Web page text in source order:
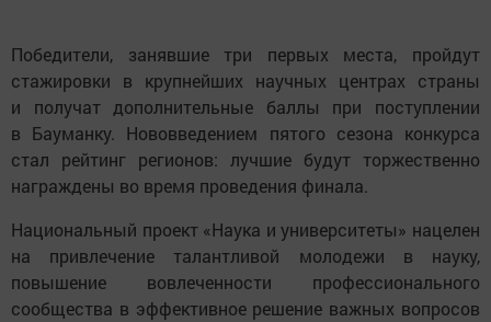
Победители, занявшие три первых места, пройдут
стажировки в крупнейших научных центрах страны
и получат дополнительные баллы при поступлении
в Бауманку. Нововведением пятого сезона конкурса
стал рейтинг регионов: лучшие будут торжественно
награждены во время проведения финала.
Национальный проект «Наука и университеты» нацелен
на привлечение талантливой молодежи в науку,
повышение вовлеченности профессионального
сообщества в эффективное решение важных вопросов